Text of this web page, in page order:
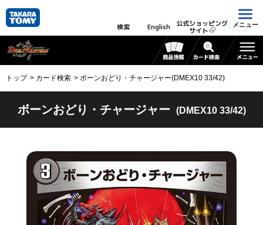
検索 English 公式ショッピング
サイト
メニュー
トップ カード検索 ボーンおどり・チャージャー(DMEX10 33/42)
ボーンおどり・チャージャー (DMEX10 33/42)